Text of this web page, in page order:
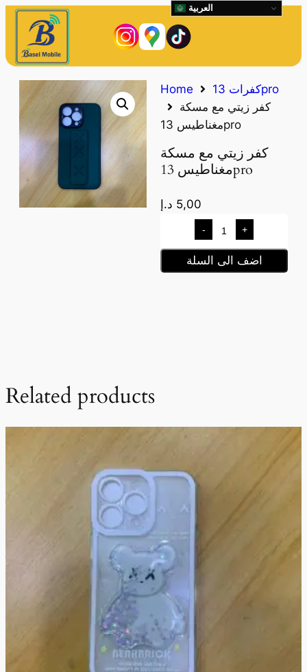
Home
كفرات 13pro
كفر زيتي مع مسكة
مغناطيس 13pro
كفر زيتي مع مسكة
مغناطيس 13pro
5,00 د.إ
- +
اضف الى السلة
Related products
العربية